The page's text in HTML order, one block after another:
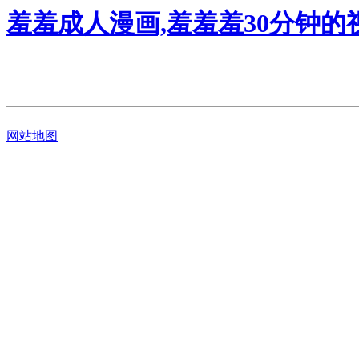
羞羞成人漫画,羞羞羞30分钟
网站地图